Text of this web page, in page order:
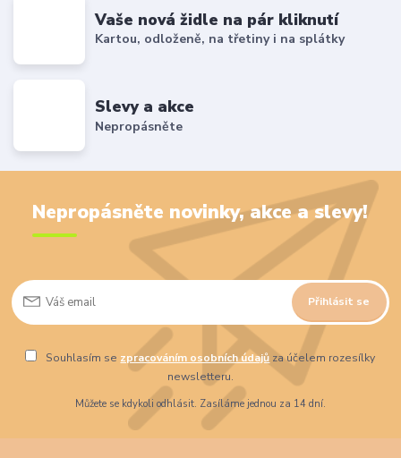
Vaše nová židle na pár kliknutí
Kartou, odloženě, na třetiny i na splátky
Slevy a akce
Nepropásněte
Nepropásněte novinky, akce a slevy!
Přihlásit se
Souhlasím se zpracováním osobních údajů za účelem rozesílky
newsletteru.
Můžete se kdykoli odhlásit. Zasíláme jednou za 14 dní.